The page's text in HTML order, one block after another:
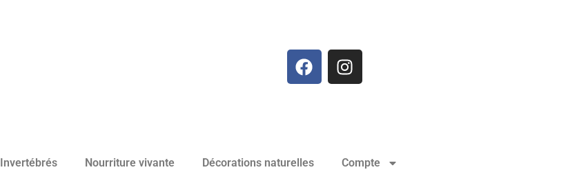
Invertébrés Nourriture vivante Décorations naturelles Compte